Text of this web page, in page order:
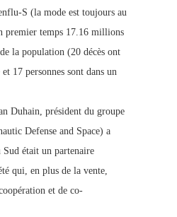
S (la mode est toujours au
premier temps 17.16 millions
la population (20 décès ont
17 personnes sont dans un
Duhain, président du groupe
Defense and Space) a
était un partenaire
qui, en plus de la vente,
et de co-